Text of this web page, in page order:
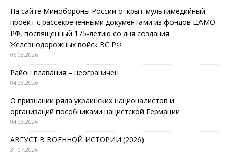
На сайте Минобороны России открыт мультимедийный
проект с рассекреченными документами из фондов ЦАМО
РФ, посвященный 175-летию со дня создания
Железнодорожных войск ВС РФ
06.08.2026
Район плавания – неограничен
04.08.2026
О признании ряда украинских националистов и
организаций пособниками нацистской Германии
04.08.2026
АВГУСТ В ВОЕННОЙ ИСТОРИИ (2026)
31.07.2026